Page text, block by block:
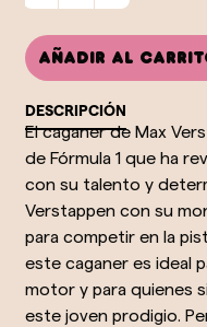
Añadir al
DESCRIPCIÓN
El caganer de Max
de Fórmula 1 que ha
con su talento y
Verstappen con su
para competir en la
este caganer es ideal
motor y para quienes
este joven prodigio.